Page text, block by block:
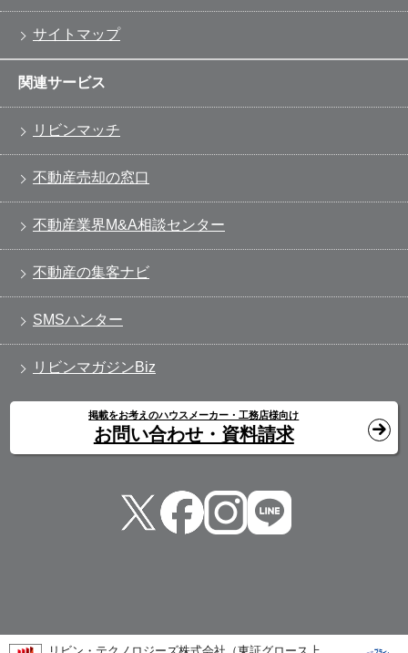
サイトマップ
関連サービス
リビンマッチ
不動産売却の窓口
不動産業界M&A相談センター
不動産の集客ナビ
SMSハンター
リビンマガジンBiz
掲載をお考えのハウスメーカー・工務店様向け
お問い合わせ・資料請求